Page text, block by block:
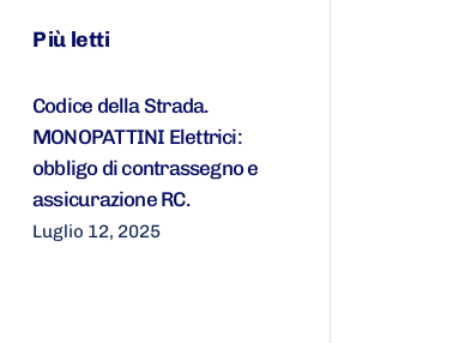
Più letti
Codice della Strada.
MONOPATTINI Elettrici:
obbligo di contrassegno e
assicurazione RC.
Luglio 12, 2025